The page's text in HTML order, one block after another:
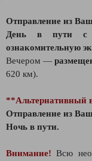
Отправление из
День в пути с
ознакомительную
Вечером —
620 км).
**Альтернативный
Отправление из
Ночь в пути.
Внимание! Всю